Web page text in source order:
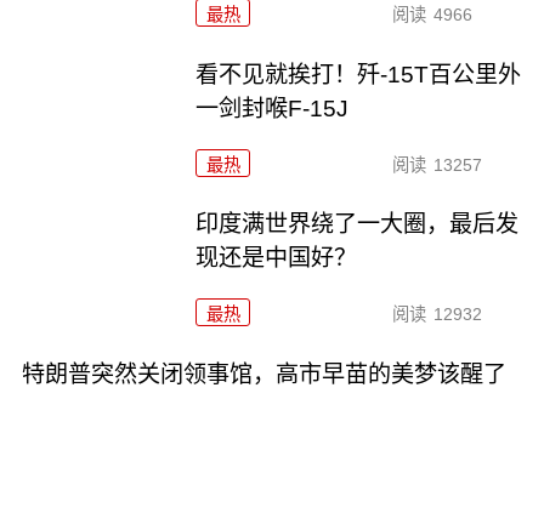
最热 阅读 4966
看不见就挨打！歼-15T百公里外
一剑封喉F-15J
最热 阅读 13257
印度满世界绕了一大圈，最后发
现还是中国好？
最热 阅读 12932
特朗普突然关闭领事馆，高市早苗的美梦该醒了